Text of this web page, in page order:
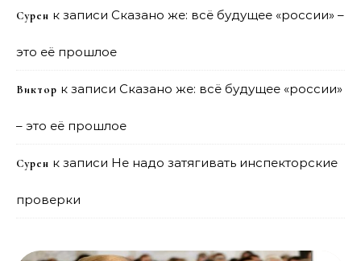
Сурен к записи Сказано же: всё будущее «россии» –
это её прошлое
Виктор к записи Сказано же: всё будущее «россии»
– это её прошлое
Сурен к записи Не надо затягивать инспекторские
проверки